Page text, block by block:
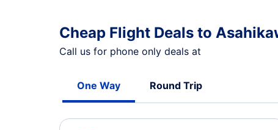
Cheap Flight Deals to
Call us for phone only deals at
One Way Round Trip